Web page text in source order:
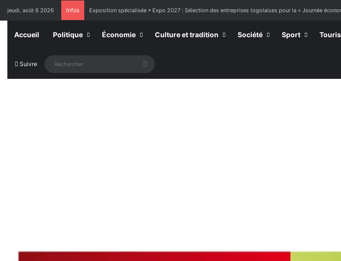
jeudi, août 6 2026 Infos Exposition spécialisée • Expo 2027 : Sélection des entreprises togolaises pour la « Journée
Accueil Politique Économie Culture et tradition Société Sport
Suivre Rechercher